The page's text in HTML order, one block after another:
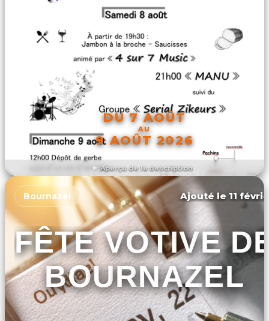
Aperçu de la description
DU 7 AOÛT
AU
9 AOÛT 2026
DÉCOUVRIR L'ÉVÉNEMENT
Bournazel Ajouté le 11
FÊTE VOTIVE
BOURNAZEL